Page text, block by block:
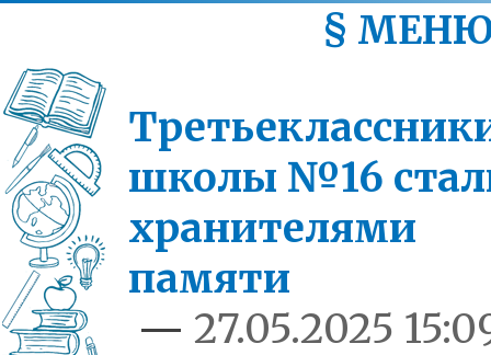
§
школы №16
хранителями
памяти
— 27.05.2025